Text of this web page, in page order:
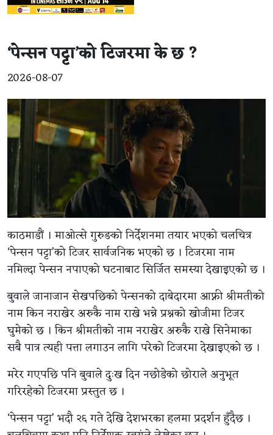
‘पेन्सन पट्टा’को टिजरमा के छ ?
2026-08-07
काठमाडौं । माओत्से गुरुङको निर्देशनमा तयार भएको चलचित्र
‘पेन्सन पट्टा’को टिजर सार्वजनिक भएको छ । टिजरमा नाम
नमिल्दा पेन्सन नपाएको घटनाबाट सिर्जित समस्या देखाइएको छ ।
बुवाले जानाजान सेखपछिको पेन्सनको दाबेदारमा आफ्नी श्रीमतीको
नाम किन नराखेर अरुकै नाम राखे भन्ने प्रश्नको खोजीमा टिजर
घुमेको छ । किन श्रीमतीको नाम नराखेर अरुकै राखे सिनेमाका
सबै पात्र त्यही पत्ता लगाउन लागि परेको टिजरमा देखाइएको छ ।
मरेर गएपछि पनि बुवाले दुःख दिन नछोडेको छोराले अनुभूत
गरिरहेको टिजरमा प्रस्तुत छ ।
‘पेन्सन पट्टा’ भदौ २६ गते देखि देशभरका हलमा प्रदर्शन हुँदैछ ।